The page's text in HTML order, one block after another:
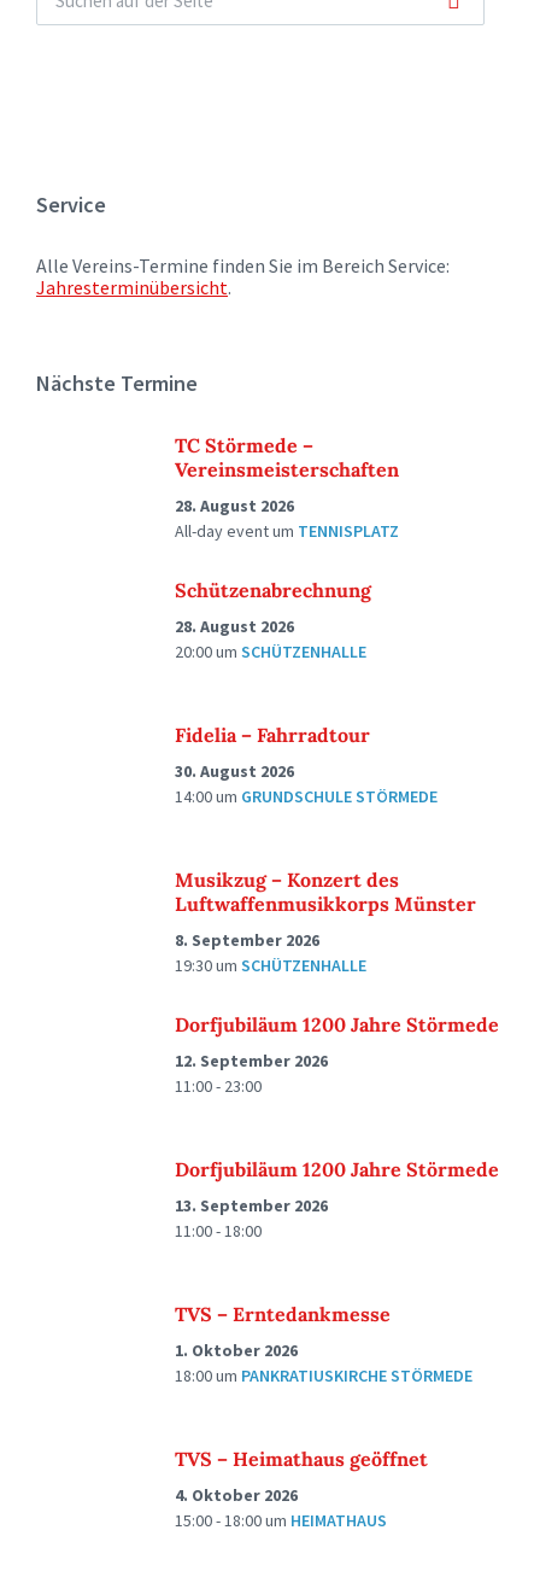
Service
Alle Vereins-Termine finden Sie im Bereich Service:
Jahresterminübersicht.
Nächste Termine
TC Störmede –
Vereinsmeisterschaften
28. August 2026
All-day eventum TENNISPLATZ
Schützenabrechnung
28. August 2026
20:00um SCHÜTZENHALLE
Fidelia – Fahrradtour
30. August 2026
14:00um GRUNDSCHULE STÖRMEDE
Musikzug – Konzert des
Luftwaffenmusikkorps Münster
8. September 2026
19:30um SCHÜTZENHALLE
Dorfjubiläum 1200 Jahre Störmede
12. September 2026
11:00 - 23:00
Dorfjubiläum 1200 Jahre Störmede
13. September 2026
11:00 - 18:00
TVS – Erntedankmesse
1. Oktober 2026
18:00um PANKRATIUSKIRCHE STÖRMEDE
TVS – Heimathaus geöffnet
4. Oktober 2026
15:00 - 18:00um HEIMATHAUS